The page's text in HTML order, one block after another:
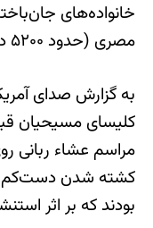
خانواده‌های
مصری (حدود ۵۲۰۰ دلار آمریکا) دریافت خواهند کرد.
به گزارش صدای
کلیسای مسیحیان
مراسم عشاء
بودند که بر اثر